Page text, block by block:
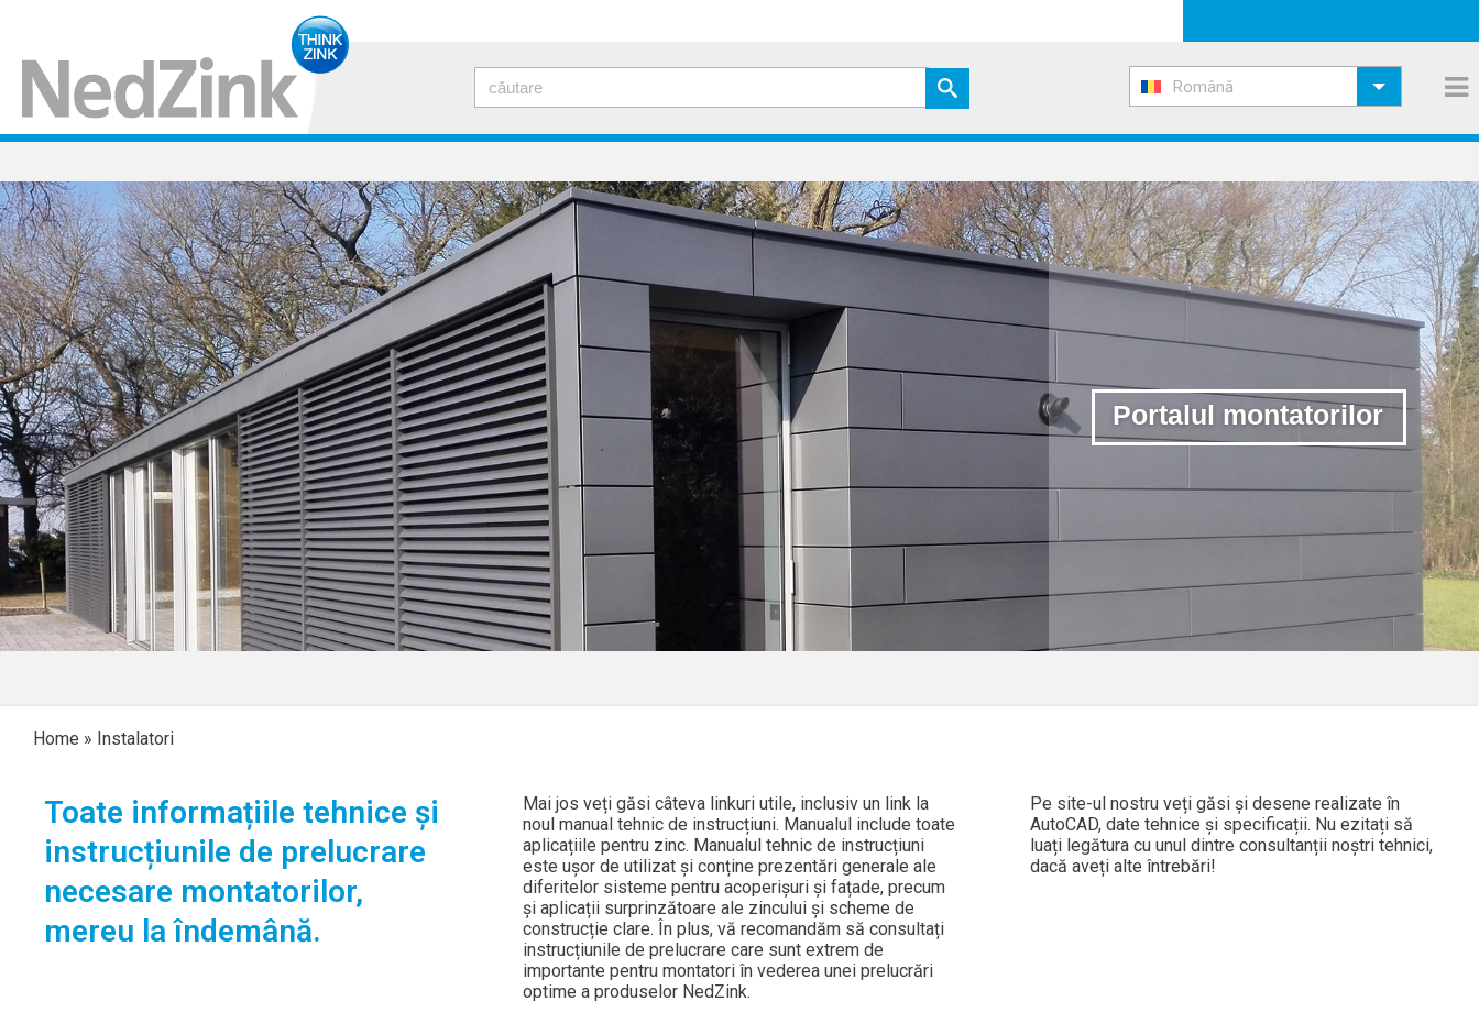
Română
Portalul montatorilor
Home » Instalatori
Toate informațiile tehnice și
instrucțiunile de prelucrare
necesare montatorilor,
mereu la îndemână.
Mai jos veți găsi câteva linkuri utile, inclusiv un link la
noul manual tehnic de instrucțiuni. Manualul include toate
aplicațiile pentru zinc. Manualul tehnic de instrucțiuni
este ușor de utilizat și conține prezentări generale ale
diferitelor sisteme pentru acoperișuri și fațade, precum
și aplicații surprinzătoare ale zincului și scheme de
construcție clare. În plus, vă recomandăm să consultați
instrucțiunile de prelucrare care sunt extrem de
importante pentru montatori în vederea unei prelucrări
optime a produselor NedZink.
Pe site-ul nostru veți găsi și desene realizate în
AutoCAD, date tehnice și specificații. Nu ezitați să
luați legătura cu unul dintre consultanții noștri tehnici,
dacă aveți alte întrebări!